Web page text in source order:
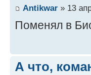
Antikwar » 13
Поменял в
А что,